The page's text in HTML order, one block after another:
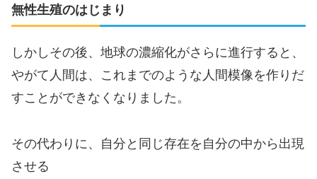
無性生殖のはじまり
しかしその後、地球の濃縮化がさらに進行すると、
やがて人間は、これまでのような人間模像を作りだ
すことができなくなりました。
その代わりに、自分と同じ存在を自分の中から出現
させる